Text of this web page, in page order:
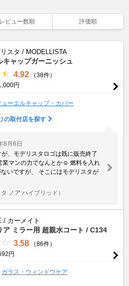
レビュー数順 評価順
リスタ / MODELLISTA
キャップガーニッシュ
4.92
（38件）
円
ューエルキャップ・カバー
の取付店を探す
8月6日
、モデリスタロゴは既に販売終了
業マンの力でなんとか☺️ 燃料を入れ
いですが、 そこにはモデリスタが
タ ノア ハイブリッド）
/ カーメイト
ア ミラー用 超親水コート / C134
3.58
（86件）
円
ガラス・ウィンドウケア